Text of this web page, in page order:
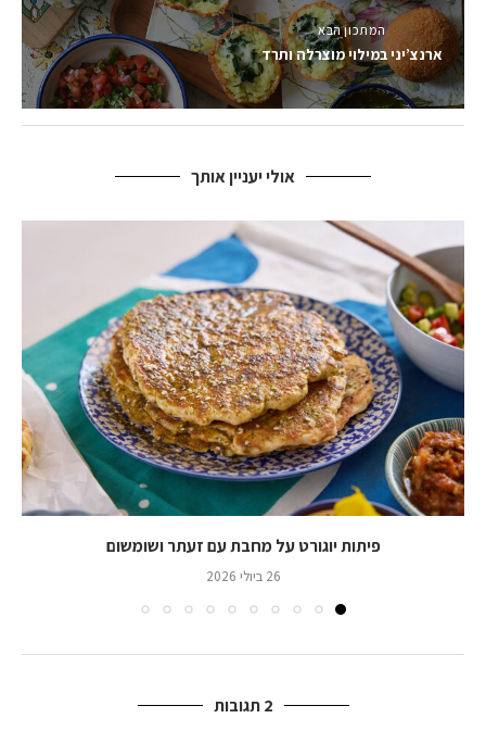
המתכון הבא
ארנצ’יני במילוי מוצרלה ותרד
אולי יעניין אותך
פיתות יוגורט על מחבת עם זעתר ושומשום
26 ביולי 2026
2 תגובות